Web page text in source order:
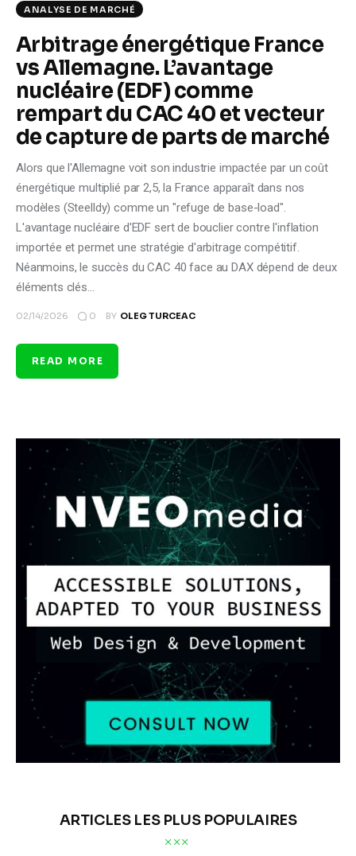
ANALYSE DE MARCHÉ
Arbitrage énergétique France
vs Allemagne. L’avantage
nucléaire (EDF) comme
rempart du CAC 40 et vecteur
de capture de parts de marché
Alors que l'Allemagne voit son industrie impactée par un coût
énergétique multiplié par 2,5, la France apparaît dans nos
modèles (Steelldy) comme un "refuge de base-load".
L'avantage nucléaire d'EDF sert de bouclier contre l'inflation
importée et permet une stratégie d'arbitrage compétitif.
Néanmoins, le succès du CAC 40 face au DAX dépend de deux
éléments clés…
02/14/2026 0 BY OLEG TURCEAC
READ MORE
ARTICLES LES PLUS POPULAIRES